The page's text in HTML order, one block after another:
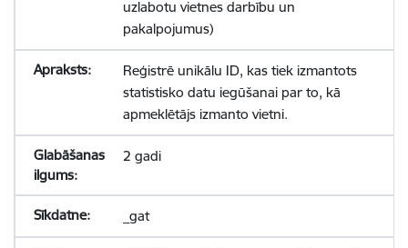
uzlabotu vietnes darbību un
pakalpojumus)
Reģistrē unikālu ID, kas tiek izmantots
statistisko datu iegūšanai par to, kā
apmeklētājs izmanto vietni.
2 gadi
_gat